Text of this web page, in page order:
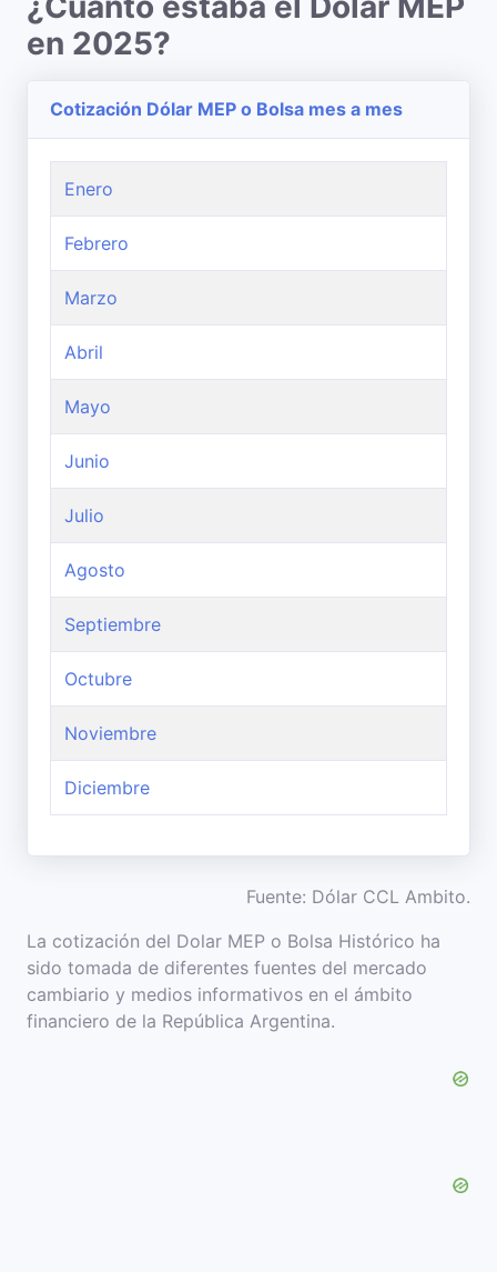
en 2025?
Cotización Dólar MEP o Bolsa mes a mes
Enero
Febrero
Marzo
Abril
Mayo
Junio
Julio
Agosto
Septiembre
Octubre
Noviembre
Diciembre
Fuente: Dólar CCL Ambito.
La cotización del Dolar MEP o Bolsa Histórico ha
sido tomada de diferentes fuentes del mercado
cambiario y medios informativos en el ámbito
financiero de la República Argentina.